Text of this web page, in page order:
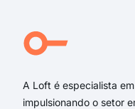
A Loft é especialista
impulsionando o setor